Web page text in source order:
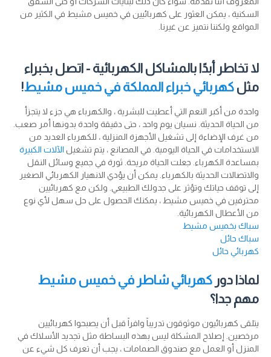
السكنية ، يمكن العثور على كهربائيين في خميس مشيط في الكثير من
المواقع ولكننا نتميز عن غيرنا.
لا تخاطر أبدًا بالمشاكل الكهربائية - اتصل بخبراء
مثل كهربائي خبراء المملكة في خميس مشيط!
واحدة من أكبر النعم التي أعطيت للبشرية ، والكهرباء هي جزء لا يتجزأ
من الحياة الحديثة. نسيان يوم واحد ، حتى دقيقة واحدة بدونها أمر صعب.
من غرف الإضاءة إلى تشغيل الأجهزة المنزلية ، للكهرباء العديد من
الاستخدامات في الحياة اليومية. في المصانع ، يتم تشغيل الآلات الكبيرة
بمساعدة الكهرباء. جعلت الحياة مريحة. ثورة في جميع وسائل النقل
والاتصالات الحديثة بالكهرباء. يمكن أن يؤدي الانهيار الكهربائي الصغير
إلى توقف حياتك وتؤثر على جدولك الطبيعي. ولكن مع كهربائيين
محترفين في خميس مشيط ، يمكنك الحصول على حل سهل لأي نوع
من الأعطال الكهربائية.
سباك بخميس مشيط
سباك حائل
كهربائي حائل
لماذا دور كهربائي شاطر في خميس مشيط
مهم جدا؟
يتلقى كهربائيون موثوقون تدريباً وافراً قبل أن يصبحوا كهربائيين
مرخصين. إصلاح المشكلة ليس بهذه البساطة مثل تجديد الأسلاك في
المنزل أو العمل مع صندوق الصمامات ، يجب أن تعرف كل شيء عن